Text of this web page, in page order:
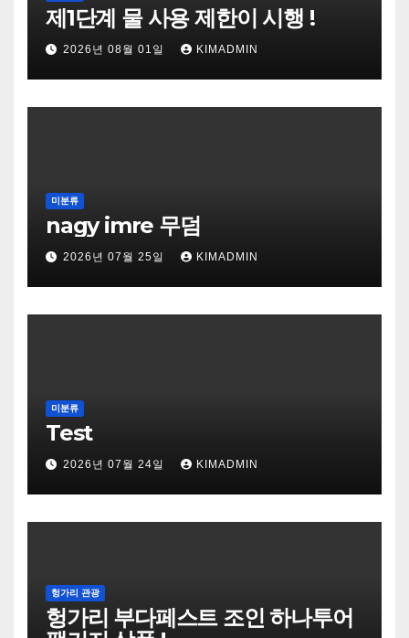
제1단계 물 사용 제한이 시행 !
2026년 08월 01일 KIMADMIN
미분류
nagy imre 무덤
2026년 07월 25일 KIMADMIN
미분류
Test
2026년 07월 24일 KIMADMIN
헝가리 관광
헝가리 부다페스트 조인 하나투어